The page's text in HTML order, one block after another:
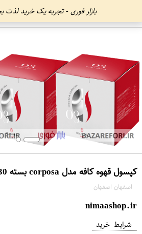
بازار فوری - تجربه یک خرید
کپسول قهوه کافه مدل corposa بسته 30 عددی مانوئل
اصفهان اصفهان
nimaashop.ir
شرایط خرید